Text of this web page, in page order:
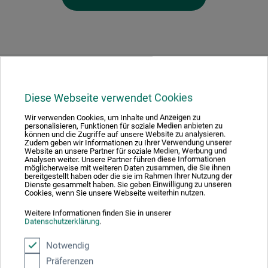
Diese Webseite verwendet Cookies
Wir verwenden Cookies, um Inhalte und Anzeigen zu
personalisieren, Funktionen für soziale Medien anbieten zu
können und die Zugriffe auf unsere Website zu analysieren.
Zudem geben wir Informationen zu Ihrer Verwendung unserer
Website an unsere Partner für soziale Medien, Werbung und
Analysen weiter. Unsere Partner führen diese Informationen
möglicherweise mit weiteren Daten zusammen, die Sie ihnen
bereitgestellt haben oder die sie im Rahmen Ihrer Nutzung der
Dienste gesammelt haben. Sie geben Einwilligung zu unseren
Cookies, wenn Sie unsere Webseite weiterhin nutzen.
Weitere Informationen finden Sie in unserer
Datenschutzerklärung.
Notwendig
Präferenzen
Hersteller-Kontakt
Hier finden Sie die Kontaktdaten des Herstellers zu
diesem Produkt.
boesner GmbH distribution + logistics
Liegnitzer Str. 17
58454 Witten
DEUTSCHLAND